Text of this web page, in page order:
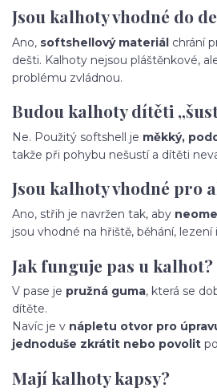
Jsou kalhoty vhodné do
Ano, softshellový materiál chrání
dešti. Kalhoty nejsou pláštěnkové,
problému zvládnou.
Budou kalhoty dítěti
Ne. Použitý softshell je měkký,
takže při pohybu nešustí a dítěti
Jsou kalhoty vhodné pro
Ano, střih je navržen tak, aby
jsou vhodné na hřiště, běhání,
Jak funguje pas u kalhot?
V pase je pružná guma, která se
dítěte.
Navíc je v nápletu otvor pro
jednoduše zkrátit nebo povolit
Mají kalhoty kapsy?